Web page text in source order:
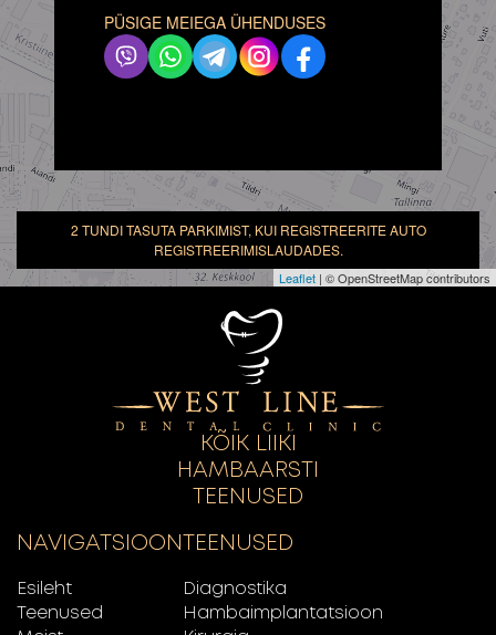
PÜSIGE MEIEGA ÜHENDUSES
2 TUNDI TASUTA PARKIMIST, KUI REGISTREERITE AUTO
REGISTREERIMISLAUDADES.
Leaflet | © OpenStreetMap contributors
KÕIK LIIKI
HAMBAARSTI
TEENUSED
NAVIGATSIOON
Esileht
Teenused
TEENUSED
Diagnostika
Hambaimplantatsioon